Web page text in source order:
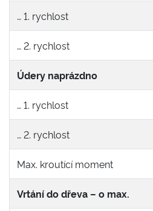
… 1. rychlost
… 2. rychlost
Údery naprázdno
… 1. rychlost
… 2. rychlost
Max. kroutící moment
Vrtání do dřeva – o max.